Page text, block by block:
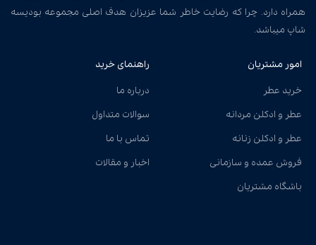
همراه دارد. چرا که رضایت خاطر شما عزیزان هدف اصلی مجموعه بودیسه
شاپ میباشد.
امور مشتریان
خرید عطر
عطر و ادکلن مردانه
عطر و ادکلن زنانه
فروش عمده و سازمانی
باشگاه مشتریان
راهنمای خرید
درباره ما
سوالات متداول
تماس با ما
اخبار و مقالات